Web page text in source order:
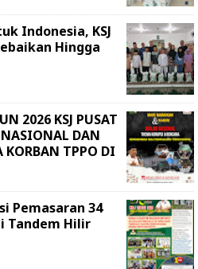
Indonesia, KSJ
Hingga
2026 KSJ PUSAT
DAN
KORBAN TPPO DI
Pemasaran 34
Tandem Hilir